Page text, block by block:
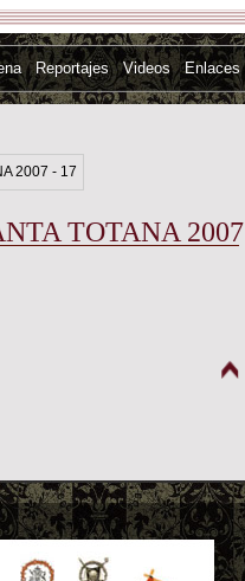
Reportajes Videos
Enlaces
TOTANA 2007